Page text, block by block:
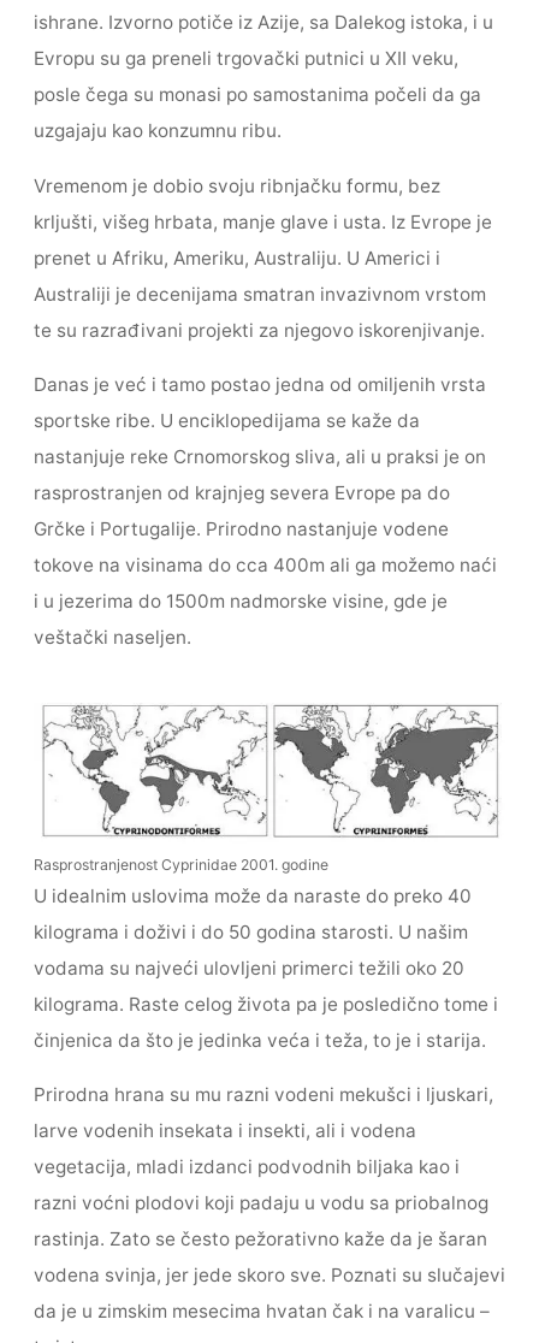
ishrane. Izvorno potiče iz Azije, sa Dalekog istoka, i u
Evropu su ga preneli trgovački putnici u XII veku,
posle čega su monasi po samostanima počeli da ga
uzgajaju kao konzumnu ribu.
Vremenom je dobio svoju ribnjačku formu, bez
krljušti, višeg hrbata, manje glave i usta. Iz Evrope je
prenet u Afriku, Ameriku, Australiju. U Americi i
Australiji je decenijama smatran invazivnom vrstom
te su razrađivani projekti za njegovo iskorenjivanje.
Danas je već i tamo postao jedna od omiljenih vrsta
sportske ribe. U enciklopedijama se kaže da
nastanjuje reke Crnomorskog sliva, ali u praksi je on
rasprostranjen od krajnjeg severa Evrope pa do
Grčke i Portugalije. Prirodno nastanjuje vodene
tokove na visinama do cca 400m ali ga možemo naći
i u jezerima do 1500m nadmorske visine, gde je
veštački naseljen.
Rasprostranjenost Cyprinidae 2001. godine
U idealnim uslovima može da naraste do preko 40
kilograma i doživi i do 50 godina starosti. U našim
vodama su najveći ulovljeni primerci težili oko 20
kilograma. Raste celog života pa je posledično tome i
činjenica da što je jedinka veća i teža, to je i starija.
Prirodna hrana su mu razni vodeni mekušci i ljuskari,
larve vodenih insekata i insekti, ali i vodena
vegetacija, mladi izdanci podvodnih biljaka kao i
razni voćni plodovi koji padaju u vodu sa priobalnog
rastinja. Zato se često pežorativno kaže da je šaran
vodena svinja, jer jede skoro sve. Poznati su slučajevi
da je u zimskim mesecima hvatan čak i na varalicu –